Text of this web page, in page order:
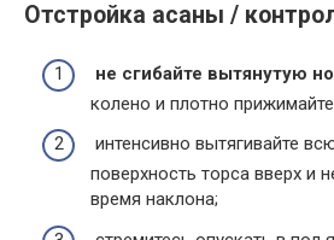
Отстройка асаны /
не сгибайте вытянутую
колено и плотно
интенсивно вытягивайте
поверхность торса вверх и
время наклона;